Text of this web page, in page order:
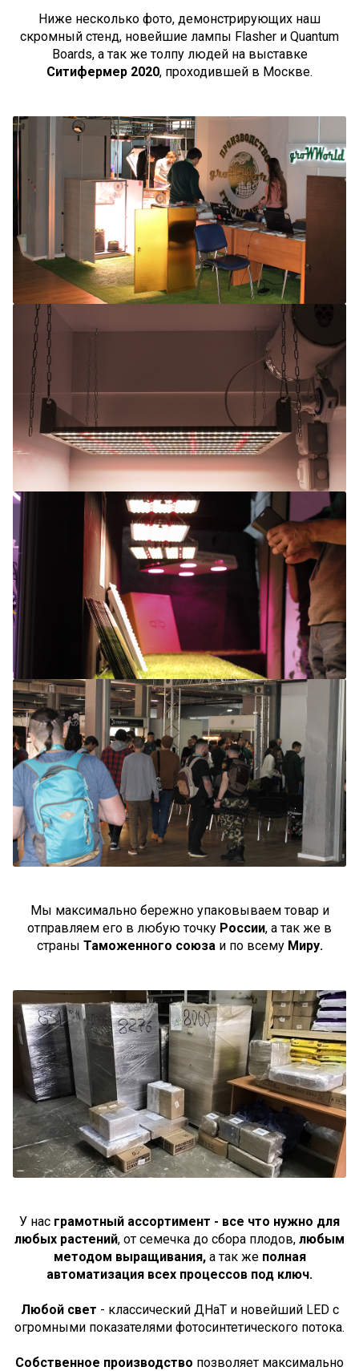
Ниже несколько фото, демонстрирующих наш
скромный стенд, новейшие лампы Flasher и Quantum
Boards, а так же толпу людей на выставке
Ситифермер 2020, проходившей в Москве.
Мы максимально бережно упаковываем товар и
отправляем его в любую точку России, а так же в
страны Таможенного союза и по всему Миру.
У нас грамотный ассортимент - все что нужно для
любых растений, от семечка до сбора плодов, любым
методом выращивания, а так жеполная
автоматизация всех процессов под ключ.
Любой свет - классический ДНаТ и новейший LED с
огромными показателями фотосинтетического потока.
Собственное производство позволяет максимально